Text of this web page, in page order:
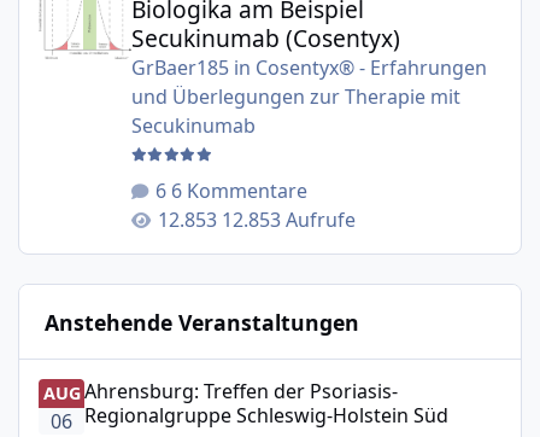
Biologika am Beispiel
Secukinumab (Cosentyx)
GrBaer185in Cosentyx® - Erfahrungen
und Überlegungen zur Therapie mit
Secukinumab
6 Kommentare
12.853 Aufrufe
Anstehende Veranstaltungen
Ahrensburg: Treffen der Psoriasis-Regionalgruppe
AUG
06
Ahrensburg: Treffen der Psoriasis-
Regionalgruppe Schleswig-Holstein Süd